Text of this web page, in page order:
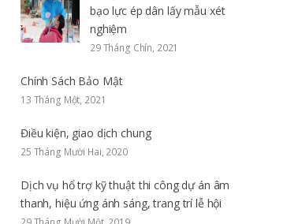
bạo lực ép dân lấy mẫu xét
nghiệm
29 Tháng Chín, 2021
Chính Sách Bảo Mật
13 Tháng Một, 2021
Điều kiện, giao dịch chung
25 Tháng Mười Hai, 2020
Dịch vụ hổ trợ kỹ thuật thi công dự án âm
thanh, hiệu ứng ánh sáng, trang trí lễ hội